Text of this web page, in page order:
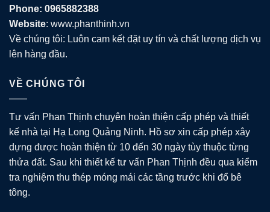
Phone: 0965882388
Website: www.phanthinh.vn
Về chúng tôi: Luôn cam kết đặt uy tín và chất lượng dịch vụ
lên hàng đầu.
VỀ CHÚNG TÔI
Tư vấn Phan Thịnh chuyên hoàn thiện cấp phép và thiết
kế nhà tại Hạ Long Quảng Ninh. Hồ sơ xin cấp phép xây
dựng được hoàn thiện từ 10 đến 30 ngày tùy thuộc từng
thửa đất. Sau khi thiết kế tư vấn Phan Thịnh đều qua kiểm
tra nghiệm thu thép móng mái các tầng trước khi đổ bê
tông.